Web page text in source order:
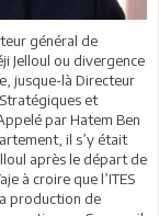
général de
Jelloul ou divergence
jusque-là Directeur
et
par Hatem Ben
il s’y était
après le départ de
à croire que l’ITES
production de